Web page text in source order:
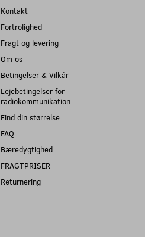
Kontakt
Fortrolighed
Fragt og levering
Om os
Betingelser & Vilkår
Lejebetingelser for
radiokommunikation
Find din størrelse
FAQ
Bæredygtighed
FRAGTPRISER
Returnering